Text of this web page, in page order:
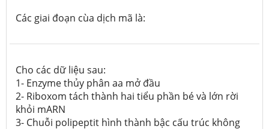
Các giai đoạn cùa dịch mã là:
Cho các dữ liệu sau:
1- Enzyme thủy phân aa mở đầu
2- Riboxom tách thành hai tiểu phần bé và lớn rời
khỏi mARN
3- Chuỗi polipeptit hình thành bậc cấu trúc không